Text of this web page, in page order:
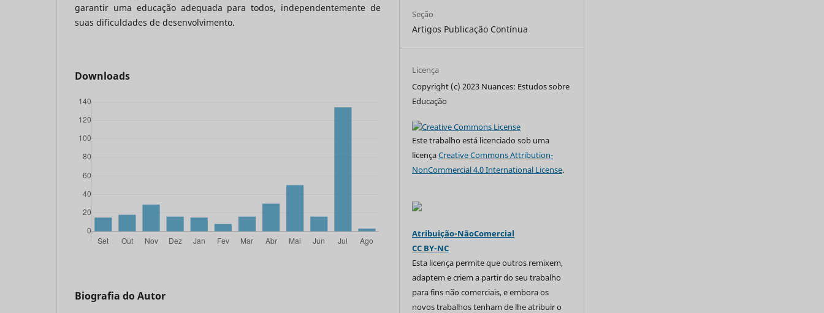
garantir uma educação adequada para todos, independentemente de
suas dificuldades de desenvolvimento.
Downloads
Biografia do Autor
Seção
Artigos Publicação Contínua
Licença
Copyright (c) 2023 Nuances: Estudos sobre
Educação
Este trabalho está licenciado sob uma
licençaCreative Commons Attribution-
NonCommercial 4.0 International License.
Atribuição-NãoComercial
CC BY-NC
Esta licença permite que outros remixem,
adaptem e criem a partir do seu trabalho
para fins não comerciais, e embora os
novos trabalhos tenham de lhe atribuir o